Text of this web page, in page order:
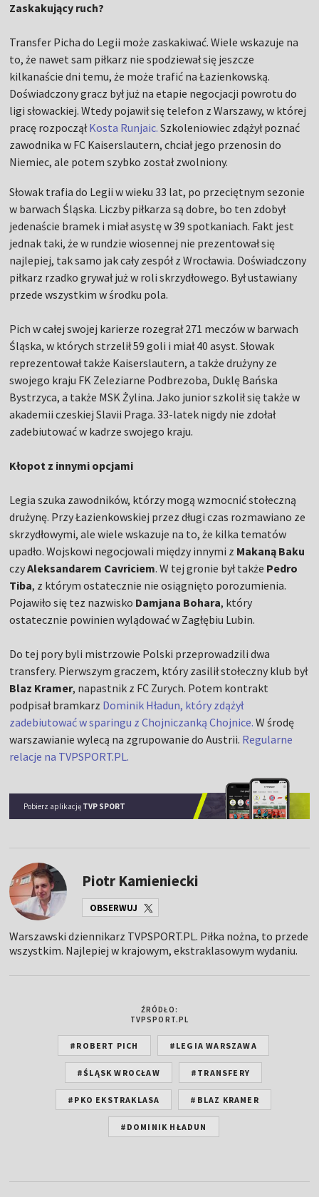
Zaskakujący ruch?
Transfer Picha do Legii może zaskakiwać. Wiele wskazuje na
to, że nawet sam piłkarz nie spodziewał się jeszcze
kilkanaście dni temu, że może trafić na Łazienkowską.
Doświadczony gracz był już na etapie negocjacji powrotu do
ligi słowackiej. Wtedy pojawił się telefon z Warszawy, w której
pracę rozpocząłKosta Runjaic. Szkoleniowiec zdążył poznać
zawodnika w FC Kaiserslautern, chciał jego przenosin do
Niemiec, ale potem szybko został zwolniony.
Słowak trafia do Legii w wieku 33 lat, po przeciętnym sezonie
w barwach Śląska. Liczby piłkarza są dobre, bo ten zdobył
jedenaście bramek i miał asystę w 39 spotkaniach. Fakt jest
jednak taki, że w rundzie wiosennej nie prezentował się
najlepiej, tak samo jak cały zespół z Wrocławia. Doświadczony
piłkarz rzadko grywał już w roli skrzydłowego. Był ustawiany
przede wszystkim w środku pola.
Pich w całej swojej karierze rozegrał 271 meczów w barwach
Śląska, w których strzelił 59 goli i miał 40 asyst. Słowak
reprezentował także Kaiserslautern, a także drużyny ze
swojego kraju FK Zeleziarne Podbrezoba, Duklę Bańska
Bystrzyca, a także MSK Żylina. Jako junior szkolił się także w
akademii czeskiej Slavii Praga. 33-latek nigdy nie zdołał
zadebiutować w kadrze swojego kraju.
Kłopot z innymi opcjami
Legia szuka zawodników, którzy mogą wzmocnić stołeczną
drużynę. Przy Łazienkowskiej przez długi czas rozmawiano ze
skrzydłowymi, ale wiele wskazuje na to, że kilka tematów
upadło. Wojskowi negocjowali między innymi z Makaną Baku
czyAleksandarem Cavriciem. W tej gronie był także Pedro
Tiba, z którym ostatecznie nie osiągnięto porozumienia.
Pojawiło się tez nazwisko Damjana Bohara, który
ostatecznie powinien wylądować w Zagłębiu Lubin.
Do tej pory byli mistrzowie Polski przeprowadzili dwa
transfery. Pierwszym graczem, który zasilił stołeczny klub był
Blaz Kramer, napastnik z FC Zurych. Potem kontrakt
podpisał bramkarz Dominik Hładun, który zdążył
zadebiutować w sparingu z Chojniczanką Chojnice. W środę
warszawianie wylecą na zgrupowanie do Austrii. Regularne
relacje na TVPSPORT.PL.
Pobierz aplikację TVP SPORT
Piotr Kamieniecki
OBSERWUJ
Warszawski dziennikarz TVPSPORT.PL. Piłka nożna, to przede
wszystkim. Najlepiej w krajowym, ekstraklasowym wydaniu.
ŹRÓDŁO:
TVPSPORT.PL
#ROBERT PICH #LEGIA WARSZAWA
#ŚLĄSK WROCŁAW #TRANSFERY
#PKO EKSTRAKLASA #BLAZ KRAMER
#DOMINIK HŁADUN